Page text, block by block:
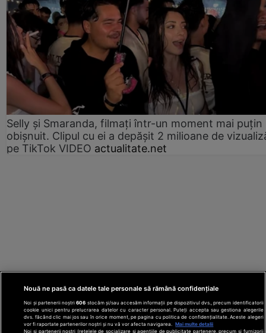
Selly și Smaranda, filmați într-un moment mai puțin
obișnuit. Clipul cu ei a depășit 2 milioane de
pe TikTok VIDEO actualitate.net
Nouă ne pasă ca datele tale personale să rămână confidențiale
Noi și partenerii noștri606 stocăm și/sau accesăm informații pe dispozitivul dvs., precum identificatorii
cookie unici pentru prelucrarea datelor cu caracter personal. Puteți accepta sau gestiona alegerile
dvs. făcând clic mai jos sau în orice moment, pe pagina cu politica de confidențialitate. Aceste alegeri
vor fi raportate partenerilor noștri și nu vă vor afecta navigarea.
Mai multe detalii
Noi si partenerii nostri (retelele de socializare si agentiile de publicitate partenere, precum si furnizorii